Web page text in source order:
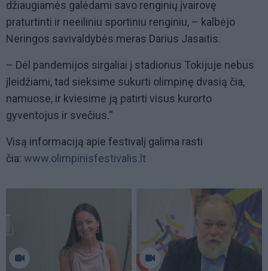
džiaugiamės galėdami savo renginių įvairovę
praturtinti ir neeiliniu sportiniu renginiu, – kalbėjo
Neringos savivaldybės meras Darius Jasaitis.
– Dėl pandemijos sirgaliai į stadionus Tokijuje nebus
įleidžiami, tad sieksime sukurti olimpinę dvasią čia,
namuose, ir kviesime ją patirti visus kurorto
gyventojus ir svečius.“
Visą informaciją apie festivalį galima rasti
čia: www.olimpinisfestivalis.lt